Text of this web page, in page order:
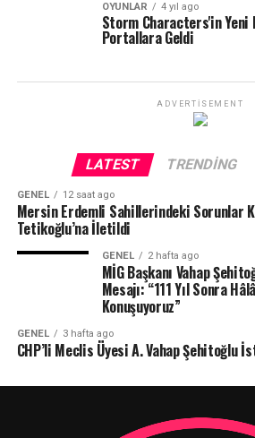
OYUNLAR 4 yıl ago
Storm Characters'in Yeni
Portallara Geldi
ADVERTISEMENT
LATEST TRENDING
GENEL 12 saat ago
Mersin Erdemli Sahillerindeki Sorunlar
Tetikoğlu’na İletildi
GENEL 2 hafta ago
MİG Başkanı Vahap
Mesajı: “111 Yıl Sonra
Konuşuyoruz”
GENEL 3 hafta ago
CHP’li Meclis Üyesi A. Vahap Şehitoğlu